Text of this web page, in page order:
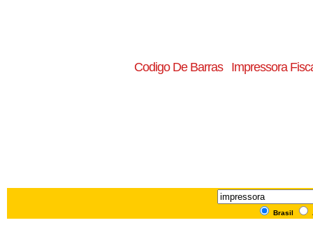
Codigo De Barras Impressora
Brasil